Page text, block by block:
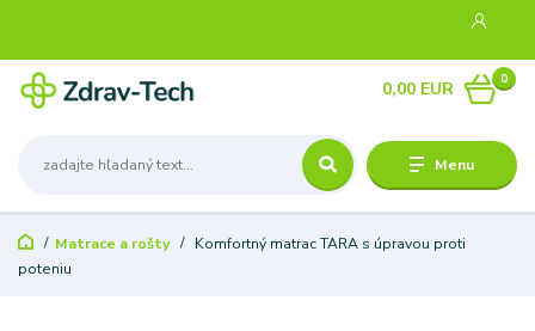
Menu
0
0,00 EUR
Matrace a rošty
Komfortný matrac TARA s úpravou proti
poteniu